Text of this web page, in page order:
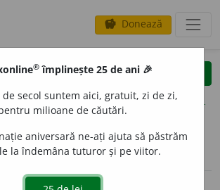
savings Donează
clear
opțiuni
(1) definiții (12) declinări
® împlinește 25 de ani 🎉
secol suntem aici, gratuit, zi de zi,
milioane de căutări.
aniversară ne-ați ajuta să păstrăm
la îndemâna tuturor și pe viitor.